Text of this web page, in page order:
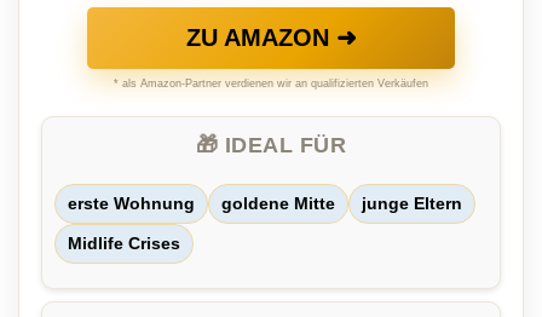
ZU AMAZON ➜
* als Amazon-Partner verdienen wir an qualifizierten Verkäufen
🎁 IDEAL FÜR
erste Wohnung goldene Mitte junge Eltern
Midlife Crises